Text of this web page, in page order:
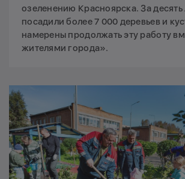
озеленению Красноярска. За десять
посадили более 7 000 деревьев и
намерены продолжать эту работу
жителями города».